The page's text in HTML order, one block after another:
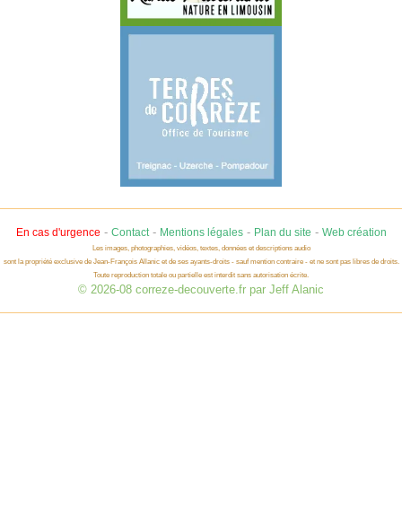
En cas d'urgence - Contact- Mentions légales- Plan du site - Web création
Les images, photographies, vidéos, textes, données et descriptions audio
sont la propriété exclusive de Jean-François Allanic et de ses ayants-droits - sauf mention contraire - et ne sont pas libres de droits.
Toute reproduction totale ou partielle est interdit sans autorisation écrite.
© 2026-08 correze-decouverte.fr par Jeff Alanic